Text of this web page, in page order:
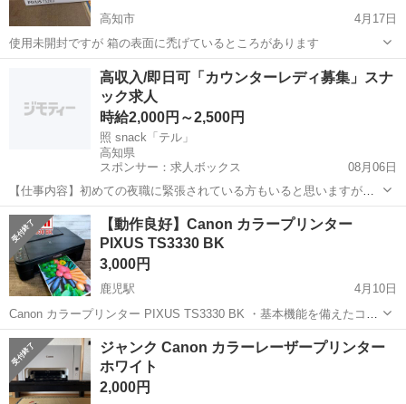
高知市
4月17日
使用未開封ですが 箱の表面に禿げているところがあります
高知市 プリンター PIXUS
高収入/即日可「カウンターレディ募集」スナ
ック求人
時給2,000円～2,500円
照 snack「テル」
高知県
スポンサー：求人ボックス
08月06日
【仕事内容】初めての夜職に緊張されている方もいると思いますが
「照 snack「テル」」のお仕事は至ってシンプルです! お客様と楽しく
お喋り お客様のドリンクを作ってご提供 ⇒基本上記の業務だけ もち
ろんスタッフがイチから丁寧にレ...
アルバイト・パート
【動作良好】Canon カラープリンター
PIXUS TS3330 BK
3,000円
鹿児駅
4月10日
Canon カラープリンター PIXUS TS3330 BK ・基本機能を備えたコン
パクトなインクジェットプリンター。スマホから多彩なプリントを楽
しめる「おうちでスマホプリ」を搭載している。 ・細かな文字もくっ
きりとにじ...
高知 南国市 鹿児駅 Canon
ジャンク Canon カラーレーザープリンター
ホワイト
2,000円